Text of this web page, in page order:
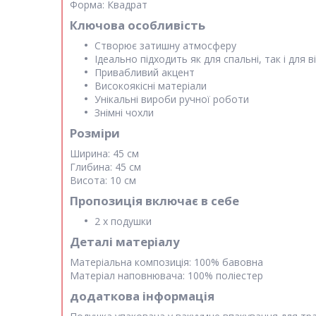
Форма: Квадрат
Ключова особливість
Створює затишну атмосферу
Ідеально підходить як для спальні, так і для
Привабливий акцент
Високоякісні матеріали
Унікальні вироби ручної роботи
Знімні чохли
Розміри
Ширина: 45 см
Глибина: 45 см
Висота: 10 см
Пропозиція включає в себе
2 х подушки
Деталі матеріалу
Матеріальна композиція: 100% бавовна
Матеріал наповнювача: 100% поліестер
додаткова інформація